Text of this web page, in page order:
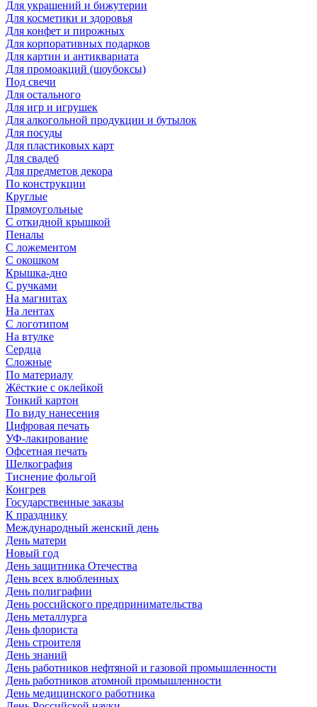
Для украшений и бижутерии
Для косметики и здоровья
Для конфет и пирожных
Для корпоративных подарков
Для картин и антиквариата
Для промоакций (шоубоксы)
Под свечи
Для остального
Для игр и игрушек
Для алкогольной продукции и бутылок
Для посуды
Для пластиковых карт
Для свадеб
Для предметов декора
По конструкции
Круглые
Прямоугольные
С откидной крышкой
Пеналы
С ложементом
С окошком
Крышка-дно
С ручками
На магнитах
На лентах
С логотипом
На втулке
Сердца
Сложные
По материалу
Жёсткие с оклейкой
Тонкий картон
По виду нанесения
Цифровая печать
УФ-лакирование
Офсетная печать
Шелкография
Тиснение фольгой
Конгрев
Государственные заказы
К празднику
Международный женский день
День матери
Новый год
День защитника Отечества
День всех влюбленных
День полиграфии
День российского предпринимательства
День металлурга
День флориста
День строителя
День знаний
День работников нефтяной и газовой промышленности
День работников атомной промышленности
День медицинского работника